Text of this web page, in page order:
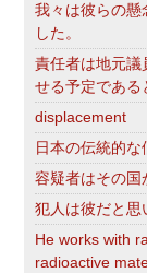
我々は彼らの懸
した。
責任者は地元議
せる予定である
displacement
日本の伝統的な
容疑者はその国
犯人は彼だと思
He works with
radioactive